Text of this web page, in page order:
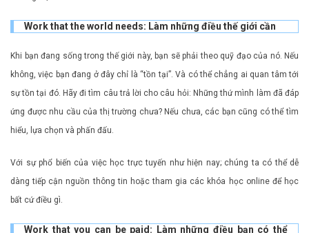
Work that the world needs: Làm những điều thế giới cần
Khi bạn đang sống trong thế giới này, bạn sẽ phải theo quỹ đạo của nó. Nếu
không, việc bạn đang ở đây chỉ là “tồn tại”. Và có thể chẳng ai quan tâm tới
sự tồn tại đó. Hãy đi tìm câu trả lời cho câu hỏi: Những thứ mình làm đã đáp
ứng được nhu cầu của thị trường chưa? Nếu chưa, các bạn cũng có thể tìm
hiểu, lựa chọn và phấn đấu.
Với sự phổ biến của việc học trực tuyến như hiện nay; chúng ta có thể dễ
dàng tiếp cận nguồn thông tin hoặc tham gia các khóa học online để học
bất cứ điều gì.
Work that you can be paid: Làm những điều bạn có thể